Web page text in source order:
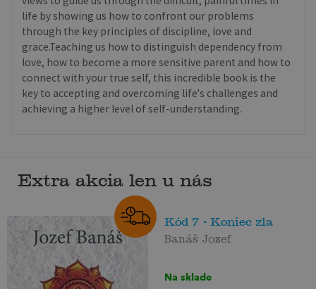
life by showing us how to confront our problems
through the key principles of discipline, love and
grace.Teaching us how to distinguish dependency from
love, how to become a more sensitive parent and how to
connect with your true self, this incredible book is the
key to accepting and overcoming life's challenges and
achieving a higher level of self-understanding.
Extra akcia len u nás
Kód 7 - Koniec zla
Banáš Jozef
Na sklade